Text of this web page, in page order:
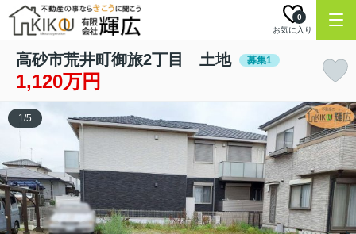
お気に入り
0
高砂市荒井町御旅2丁目 土地 募集1
1,120万円
1/5